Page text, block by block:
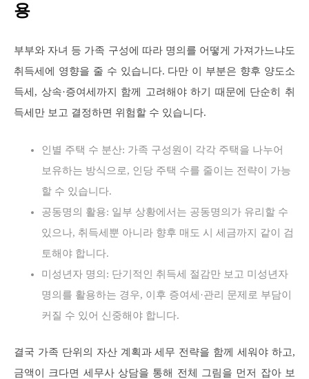
용
부부와 자녀 등 가족 구성에 따라 명의를 어떻게 가져가느냐도
취득세에 영향을 줄 수 있습니다. 다만 이 부분은 향후 양도소
득세, 상속·증여세까지 함께 고려해야 하기 때문에 단순히 취
득세만 보고 결정하면 위험할 수 있습니다.
인별 주택 수 분산: 가족 구성원이 각각 주택을 나누어
보유하는 방식으로, 인당 주택 수를 줄이는 전략이 가능
할 수 있습니다.
공동명의 활용: 일부 상황에서는 공동명의가 유리할 수
있으나, 취득세뿐 아니라 향후 매도 시 세금까지 같이 검
토해야 합니다.
미성년자 명의: 단기적인 취득세 절감만 보고 미성년자
명의를 활용하는 경우, 이후 증여세·관리 문제로 부담이
커질 수 있어 신중해야 합니다.
결국 가족 단위의 자산 계획과 세무 전략을 함께 세워야 하고,
금액이 크다면 세무사 상담을 통해 전체 그림을 먼저 잡아 보